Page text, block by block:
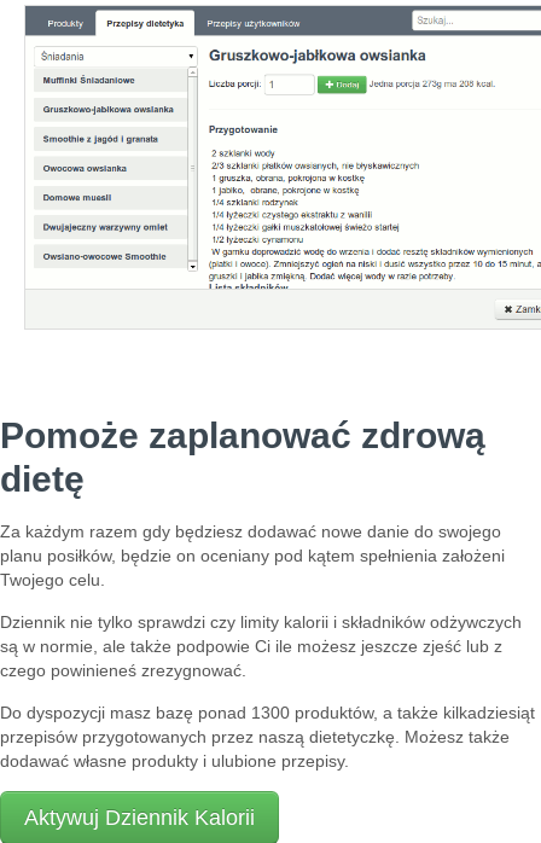
Pomoże zaplanować zdrową
dietę
Za każdym razem gdy będziesz dodawać nowe danie do swojego
planu posiłków, będzie on oceniany pod kątem spełnienia założeni
Twojego celu.
Dziennik nie tylko sprawdzi czy limity kalorii i składników odżywczych
są w normie, ale także podpowie Ci ile możesz jeszcze zjeść lub z
czego powinieneś zrezygnować.
Do dyspozycji masz bazę ponad 1300 produktów, a także kilkadziesiąt
przepisów przygotowanych przez naszą dietetyczkę. Możesz także
dodawać własne produkty i ulubione przepisy.
Aktywuj Dziennik Kalorii